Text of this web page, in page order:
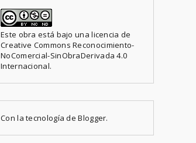
Este obra está bajo unalicencia de
Creative Commons Reconocimiento-
NoComercial-SinObraDerivada 4.0
Internacional.
Con la tecnología deBlogger.